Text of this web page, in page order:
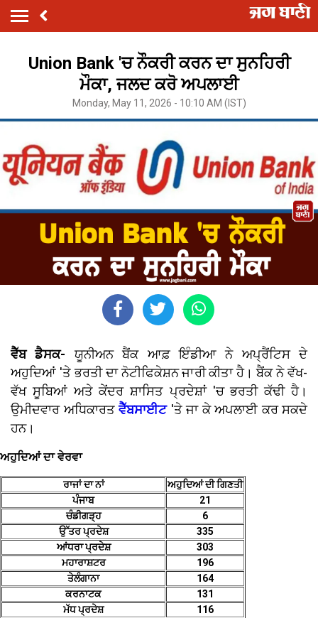
Union Bank 'ਚ ਨੌਕਰੀ ਕਰਨ ਦਾ ਸੁਨਹਿਰੀ
ਮੌਕਾ, ਜਲਦ ਕਰੋ ਅਪਲਾਈ
Monday, May 11, 2026 - 10:10 AM (IST)
ਵੈੱਬ ਡੈਸਕ- ਯੂਨੀਅਨ ਬੈਂਕ ਆਫ਼ ਇੰਡੀਆ ਨੇ ਅਪ੍ਰੈਂਟਿਸ ਦੇ
ਅਹੁਦਿਆਂ 'ਤੇ ਭਰਤੀ ਦਾ ਨੋਟੀਫਿਕੇਸ਼ਨ ਜਾਰੀ ਕੀਤਾ ਹੈ। ਬੈਂਕ ਨੇ ਵੱਖ-
ਵੱਖ ਸੂਬਿਆਂ ਅਤੇ ਕੇਂਦਰ ਸ਼ਾਸਿਤ ਪ੍ਰਦੇਸ਼ਾਂ 'ਚ ਭਰਤੀ ਕੱਢੀ ਹੈ।
ਉਮੀਦਵਾਰ ਅਧਿਕਾਰਤਵੈੱਬਸਾਈਟ'ਤੇ ਜਾ ਕੇ ਅਪਲਾਈ ਕਰ ਸਕਦੇ
ਹਨ।
ਅਹੁਦਿਆਂ ਦਾ ਵੇਰਵਾ
ਰਾਜਾਂ ਦਾ ਨਾਂ
ਅਹੁਦਿਆਂ ਦੀ ਗਿਣਤੀ
ਪੰਜਾਬ
21
ਚੰਡੀਗੜ੍ਹ
6
ਉੱਤਰ ਪ੍ਰਦੇਸ਼
335
ਆਂਧਰਾ ਪ੍ਰਦੇਸ਼
303
ਮਹਾਰਾਸ਼ਟਰ
196
ਤੇਲੰਗਾਨਾ
164
ਕਰਨਾਟਕ
131
ਮੱਧ ਪ੍ਰਦੇਸ਼
116